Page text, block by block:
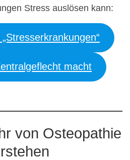
Stress auslösen kann:
macht
von Osteopathie